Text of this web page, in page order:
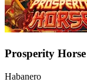
Prosperity Horse
Habanero